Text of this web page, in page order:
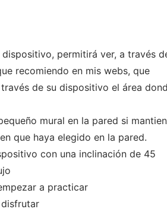
permitirá ver, a través
recomiendo en mis webs, que
de su dispositivo el área
mural en la pared si
que haya elegido en la pared.
con una inclinación de 45
a practicar